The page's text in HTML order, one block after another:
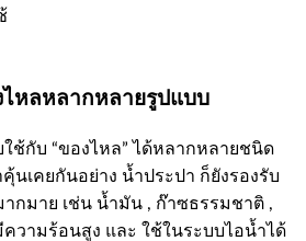
ไหลหลากหลายรูปแบบ
ใช้กับ “ของไหล” ได้หลากหลายชนิด
นเคยกันอย่าง น้ำประปา ก็ยังรองรับ
กมาย เช่น น้ำมัน , ก๊าซธรรมชาติ ,
วามร้อนสูง และ ใช้ในระบบไอน้ำได้